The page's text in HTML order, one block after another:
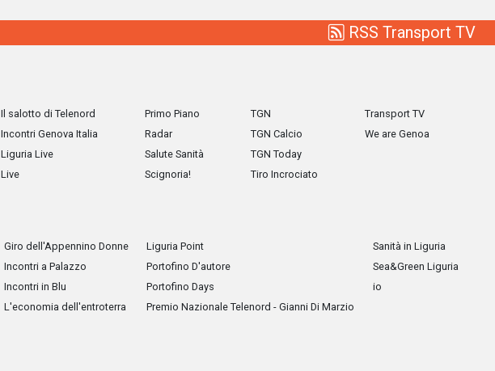
RSS Transport TV
Il salotto di Telenord
Incontri Genova Italia
Liguria Live
Live
Primo Piano
Radar
Salute Sanità
Scignoria!
TGN
TGN Calcio
TGN Today
Tiro Incrociato
Transport TV
We are Genoa
Giro dell'Appennino Donne
Incontri a Palazzo
Incontri in Blu
L'economia dell'entroterra
Liguria Point
Portofino D'autore
Portofino Days
Premio Nazionale Telenord - Gianni Di Marzio
Sanità in Liguria
Sea&Green Liguria
io